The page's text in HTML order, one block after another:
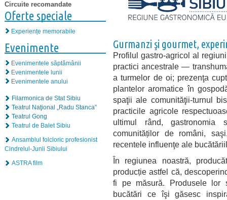
Circuite recomandate
Oferte speciale
Experiențe memorabile
Evenimente
Evenimentele săptămânii
Evenimentele lunii
Evenimentele anului
Filarmonica de Stat Sibiu
Teatrul Naţional „Radu Stanca”
Teatrul Gong
Teatrul de Balet Sibiu
Ansamblul folcloric profesionist
Cindrelul-Junii Sibiului
ASTRA film
Gurmanzi şi gourmet,
Profilul gastro-agricol al
practici ancestrale —
a turmelor de oi; prezenţa
plantelor aromatice în
spaţii ale comunităţii-turnul
practicile agricole
ultimul rând, gastronomia
comunităților de români,
recentele influenţe ale
În regiunea noastră, pr
producție astfel că,
fi pe măsură. Produsele lor
bucătări ce îşi găsesc